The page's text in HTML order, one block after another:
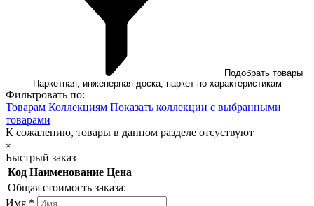
Паркетная, инженерная доска, паркет по характеристикам
Фильтровать по:
Товарам Коллекциям Показать коллекции с выбранными
товарами
К сожалению, товары в данном разделе отсуствуют
×
Быстрый заказ
Код Наименование Цена
Общая стоимость заказа:
Имя *